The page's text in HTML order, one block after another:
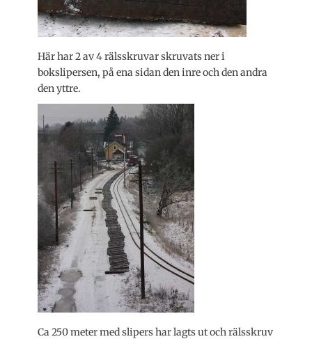
Här har 2 av 4 rälsskruvar skruvats ner i
bokslipersen, på ena sidan den inre och den andra
den yttre.
Ca 250 meter med slipers har lagts ut och rälsskruv